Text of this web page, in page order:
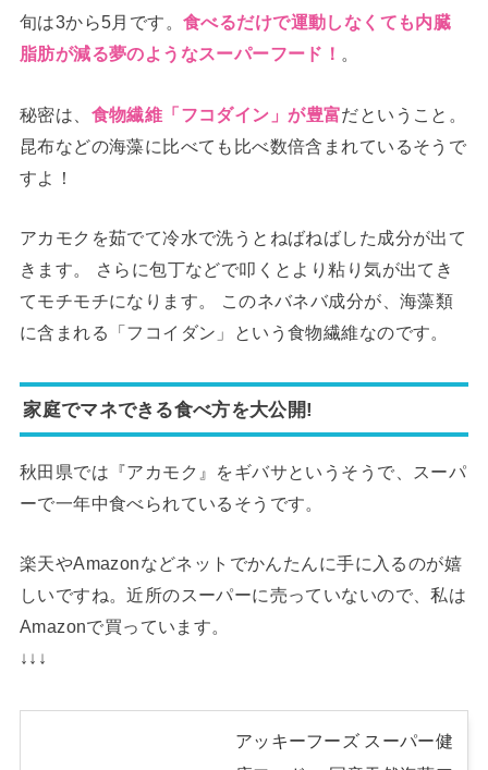
旬は3から5月です。食べるだけで運動しなくても内臓
脂肪が減る夢のようなスーパーフード！ 。
秘密は、 食物繊維「フコダイン」が豊富だということ。
昆布などの海藻に比べても比べ数倍含まれているそうで
すよ！
アカモクを茹でて冷水で洗うとねばねばした成分が出て
きます。 さらに包丁などで叩くとより粘り気が出てき
てモチモチになります。 このネバネバ成分が、海藻類
に含まれる「フコイダン」という食物繊維なのです。
家庭でマネできる食べ方を大公開!
秋田県では『アカモク』をギバサというそうで、スーパ
ーで一年中食べられているそうです。
楽天やAmazonなどネットでかんたんに手に入るのが嬉
しいですね。近所のスーパーに売っていないので、私は
Amazonで買っています。
↓↓↓
アッキーフーズ スーパー健